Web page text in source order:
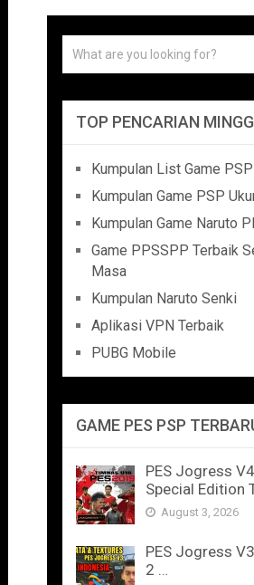
TOP PENCARIAN
Kumpulan List Game
Kumpulan Game PSP
Kumpulan Game Naruto
Game PPSSPP Terbaik
Masa
Kumpulan Naruto Senki
Aplikasi VPN Terbaik
PUBG Mobile
GAME PES PSP
PES Jogress
Special Edition
August 3, 2026
PES Jogress
2 …